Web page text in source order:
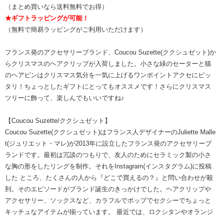
（まとめ買いなら送料無料でお得）
★ギフトラッピングが可能！
（無料で簡易ラッピングがご利用いただけます）
フランス発のアクセサリーブランド、Coucou Suzette(ククシュゼット)か
らクリスマスのヘアクリップが入荷しました。小さな緑のセーターと猫
のヘアピンはクリスマス気分を一気に上げるワンポイントアクセにピッ
タリ！ちょっとしたギフトにとってもオススメです！さらにクリスマス
ツリーに飾って、楽しんでもいいですね♪
【Coucou Suzette/ククシュゼット】
Coucou Suzette(ククシュゼット)はフランス人デザイナーのJuliette Malle
t(ジュリエット・マレ)が2013年に設立したフランス発のアクセサリーブ
ランドです。最初は冗談のつもりで、友人のためにセラミック製の小さ
な胸の形をしたリングを制作。それをInstagram(インスタグラム)に投稿
した ところ、たくさんの人から『どこで買えるの？』と問い合わせが殺
到。そのエピソードがブランド誕生のきっかけでした。ヘアクリップや
アクセサリー、ソックスなど、カラフルでポップでセクシーでちょっと
キッチュなアイテムが揃っています。 最近では、ロクシタンやオランジ